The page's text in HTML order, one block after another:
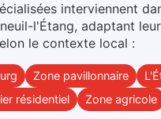
interviennent
l'Étang, adaptant
le contexte local :
Zone pavillonnaire
résidentiel
Zone agricole